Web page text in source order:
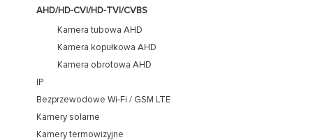
AHD/HD-CVI/HD-TVI/CVBS
Kamera tubowa AHD
Kamera kopułkowa AHD
Kamera obrotowa AHD
IP
Bezprzewodowe Wi-Fi / GSM LTE
Kamery solarne
Kamery termowizyjne